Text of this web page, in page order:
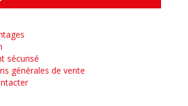
sécurisé
générales de vente